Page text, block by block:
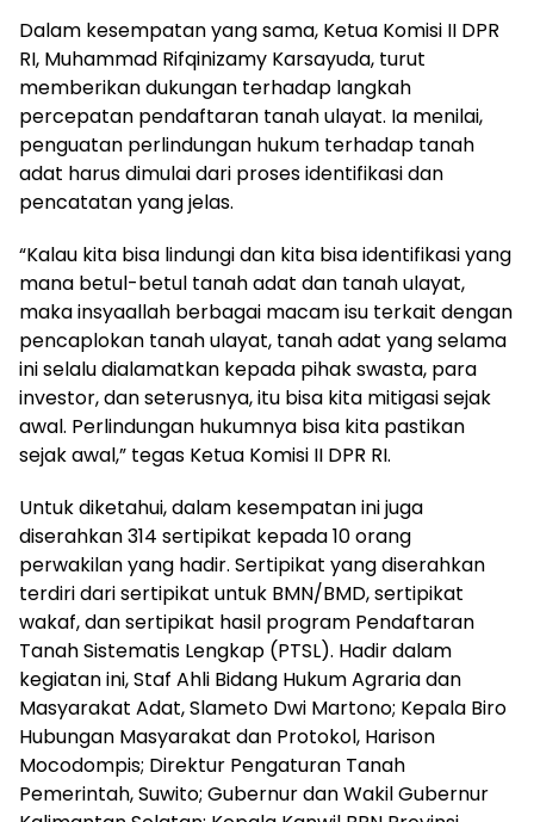
Dalam kesempatan yang sama, Ketua Komisi II DPR
RI, Muhammad Rifqinizamy Karsayuda, turut
memberikan dukungan terhadap langkah
percepatan pendaftaran tanah ulayat. Ia menilai,
penguatan perlindungan hukum terhadap tanah
adat harus dimulai dari proses identifikasi dan
pencatatan yang jelas.
“Kalau kita bisa lindungi dan kita bisa identifikasi yang
mana betul-betul tanah adat dan tanah ulayat,
maka insyaallah berbagai macam isu terkait dengan
pencaplokan tanah ulayat, tanah adat yang selama
ini selalu dialamatkan kepada pihak swasta, para
investor, dan seterusnya, itu bisa kita mitigasi sejak
awal. Perlindungan hukumnya bisa kita pastikan
sejak awal,” tegas Ketua Komisi II DPR RI.
Untuk diketahui, dalam kesempatan ini juga
diserahkan 314 sertipikat kepada 10 orang
perwakilan yang hadir. Sertipikat yang diserahkan
terdiri dari sertipikat untuk BMN/BMD, sertipikat
wakaf, dan sertipikat hasil program Pendaftaran
Tanah Sistematis Lengkap (PTSL). Hadir dalam
kegiatan ini, Staf Ahli Bidang Hukum Agraria dan
Masyarakat Adat, Slameto Dwi Martono; Kepala Biro
Hubungan Masyarakat dan Protokol, Harison
Mocodompis; Direktur Pengaturan Tanah
Pemerintah, Suwito; Gubernur dan Wakil Gubernur